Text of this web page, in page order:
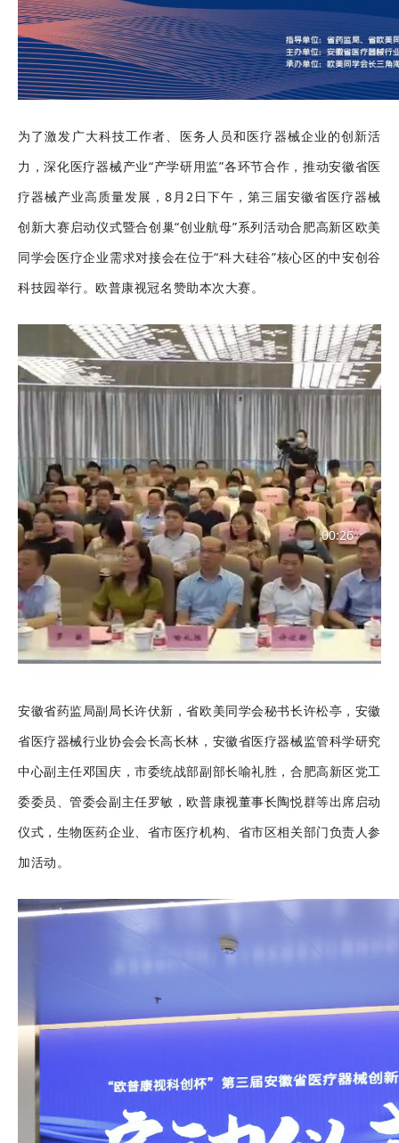
为了激发广大科技工作者、医务人员和医疗器械企业的创新活
力，深化医疗器械产业“产学研用监”各环节合作，推动安徽省医
疗器械产业高质量发展，8月2日下午，第三届安徽省医疗器械
创新大赛启动仪式暨合创巢“创业航母”系列活动合肥高新区欧美
同学会医疗企业需求对接会在位于“科大硅谷”核心区的中安创谷
科技园举行。欧普康视冠名赞助本次大赛。
00:26
安徽省药监局副局长许伏新，省欧美同学会秘书长许松亭，安徽
省医疗器械行业协会会长高长林，安徽省医疗器械监管科学研究
中心副主任邓国庆，市委统战部副部长喻礼胜，合肥高新区党工
委委员、管委会副主任罗敏，欧普康视董事长陶悦群等出席启动
仪式，生物医药企业、省市医疗机构、省市区相关部门负责人参
加活动。